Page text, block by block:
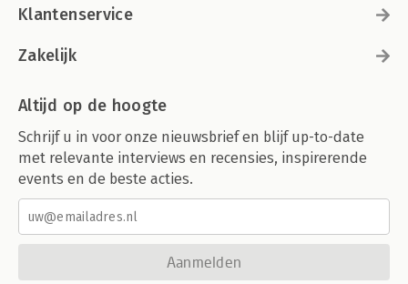
Klantenservice
Zakelijk
Altijd op de hoogte
Schrijf u in voor onze nieuwsbrief en blijf up-to-date
met relevante interviews en recensies, inspirerende
events en de beste acties.
Aanmelden